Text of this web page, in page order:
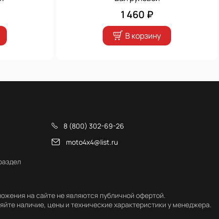
1 460 ₽
В корзину
8 (800) 302-69-26
moto4x4@list.ru
на сайте не являются публичной офертой.
наличие, цены и технические характеристики у менеджера.